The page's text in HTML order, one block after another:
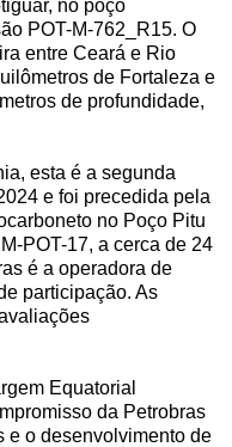
no poço
POT-M-762_R15. O
entre Ceará e Rio
de Fortaleza e
de profundidade,
esta é a segunda
e foi precedida pela
no Poço Pitu
POT-17, a cerca de 24
é a operadora de
participação. As
Equatorial
da Petrobras
e o desenvolvimento de